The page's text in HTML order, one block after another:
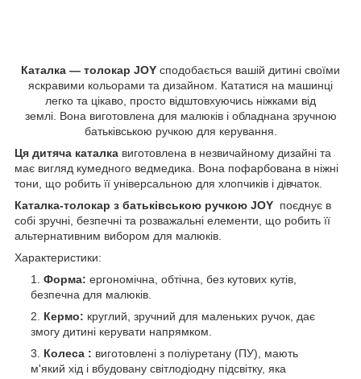
Каталка — толокар JOY сподобається вашій дитині своїми
яскравими кольорами та дизайном. Кататися на машинці
легко та цікаво, просто відштовхуючись ніжками від
землі. Вона виготовлена для малюків і обладнана зручною
батьківською ручкою для керування.
Ця дитяча каталка виготовлена в незвичайному дизайні та
має вигляд кумедного ведмедика. Вона пофарбована в ніжні
тони, що робить її універсальною для хлопчиків і дівчаток.
Каталка-толокар з батьківською ручкою JOY поєднує в
собі зручні, безпечні та розважальні елементи, що робить її
альтернативним вибором для малюків.
Характеристики:
Форма: ергономічна, обтічна, без кутових кутів,
безпечна для малюків.
Кермо: круглий, зручний для маленьких ручок, дає
змогу дитині керувати напрямком.
Колеса : виготовлені з поліуретану (ПУ), мають
м'який хід і вбудовану світлодіодну підсвітку, яка